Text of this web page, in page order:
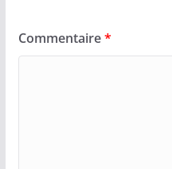
Commentaire*